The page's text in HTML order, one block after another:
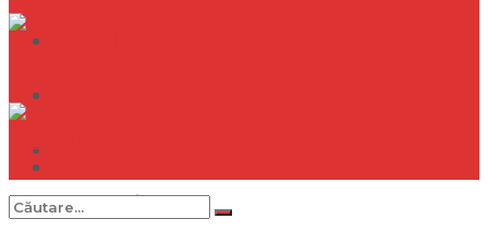
Internațional